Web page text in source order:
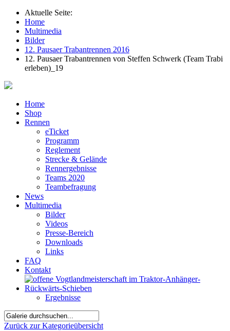
Aktuelle Seite:
Home
Multimedia
Bilder
12. Pausaer Trabantrennen 2016
12. Pausaer Trabantrennen von Steffen Schwerk (Team Trabi
erleben)_19
Home
Shop
Rennen
eTicket
Programm
Reglement
Strecke & Gelände
Rennergebnisse
Teams 2020
Teambefragung
News
Multimedia
Bilder
Videos
Presse-Bereich
Downloads
Links
FAQ
Kontakt
Ergebnisse
Zurück zur Kategorieübersicht